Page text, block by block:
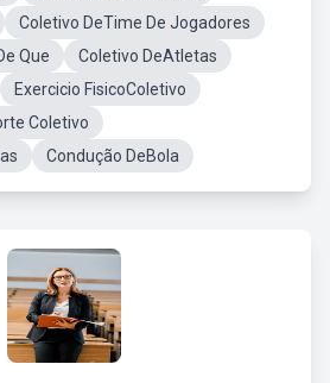
Coletivo DeTime De Jogadores
Que
Coletivo DeAtletas
Exercicio FisicoColetivo
Coletivo
Condução DeBola